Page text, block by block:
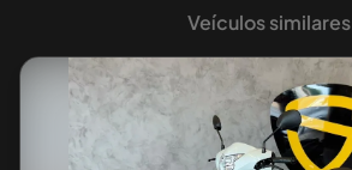
Veículos similares